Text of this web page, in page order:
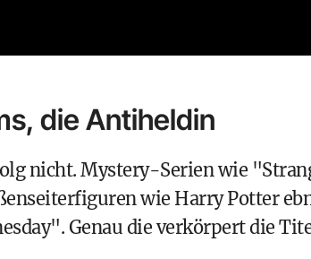
die Antiheldin
nicht. Mystery-Serien wie
wie Harry Potter
Genau die verkörpert die